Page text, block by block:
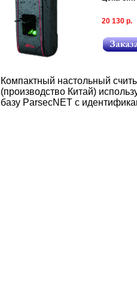
20 130 р.
Компактный настольный
(производство Китай)
базу ParsecNET с